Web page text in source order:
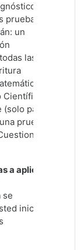
y
un
las
para
prueba
a aplicar
se
inicie